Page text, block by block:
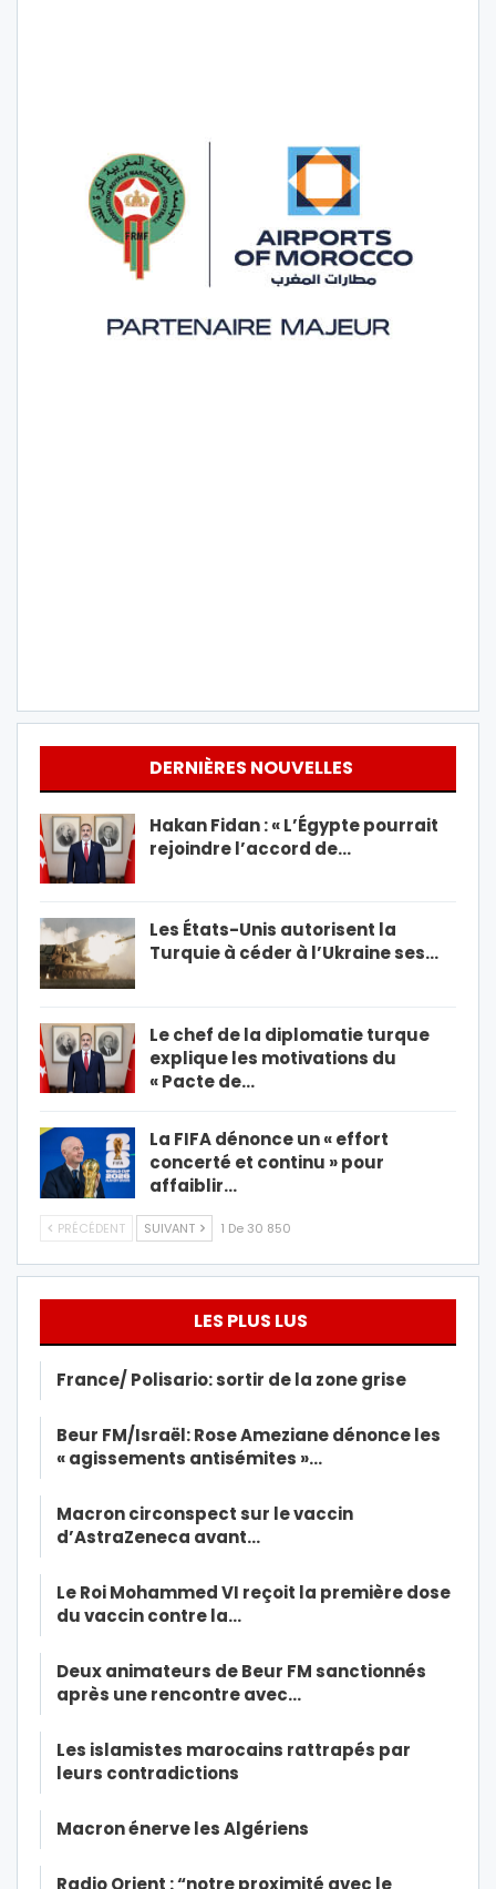
DERNIÈRES NOUVELLES
Hakan Fidan : « L’Égypte pourrait
rejoindre l’accord de…
Les États-Unis autorisent la
Turquie à céder à l’Ukraine ses…
Le chef de la diplomatie turque
explique les motivations du
« Pacte de…
La FIFA dénonce un « effort
concerté et continu » pour
affaiblir…
PRÉCÉDENT SUIVANT 1 De 30 850
LES PLUS LUS
France/ Polisario: sortir de la zone grise
Beur FM/Israël: Rose Ameziane dénonce les
« agissements antisémites »…
Macron circonspect sur le vaccin
d’AstraZeneca avant…
Le Roi Mohammed VI reçoit la première dose
du vaccin contre la…
Deux animateurs de Beur FM sanctionnés
après une rencontre avec…
Les islamistes marocains rattrapés par
leurs contradictions
Macron énerve les Algériens
Radio Orient : “notre proximité avec le